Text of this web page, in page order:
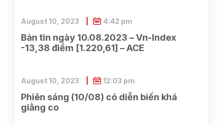
Bản tin ngày 10.08.2023 – Vn-Index
-13,38 điểm [1.220,61] – ACE
August 10, 2023 4:42 pm
Phiên sáng (10/08) có diễn biến khá
giằng co
August 10, 2023 12:03 pm